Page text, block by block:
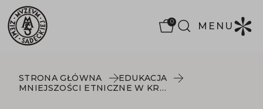
0 MENU
STRONA GŁÓWNA
EDUKACJA
MNIEJSZOŚCI ETNICZNE W KRAJOBRAZIE KULTUROWYM SĄDECCZYZNY